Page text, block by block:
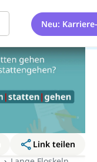
Neu:
Link teilen